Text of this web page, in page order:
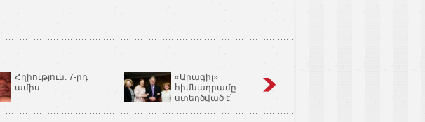
Հղիություն. 7-րդ
ամիս
«Արագիլ»
հիմնադրամը
ստեղծված է՝